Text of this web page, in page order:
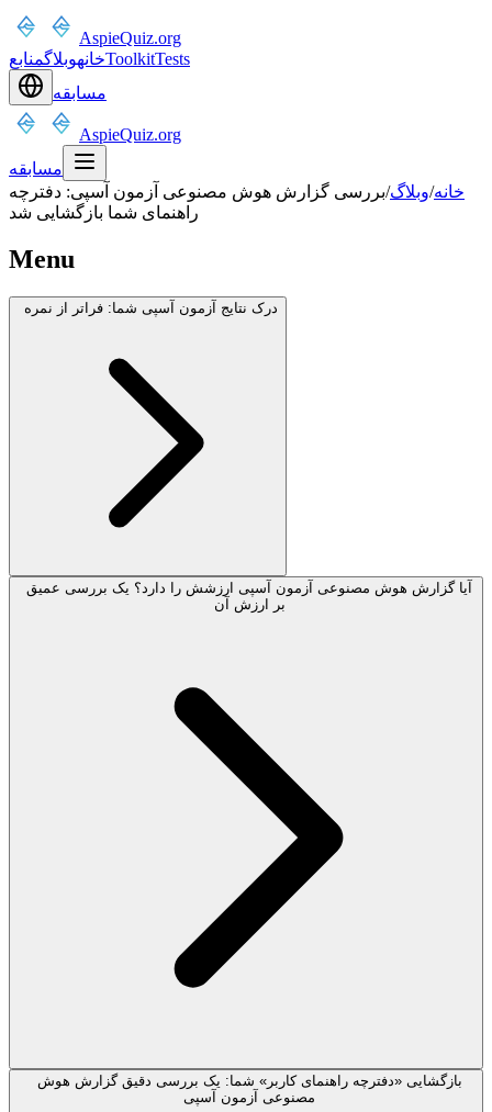
AspieQuiz.org
خانهوبلاگمنابع ToolkitTests
مسابقه
AspieQuiz.org
مسابقه
خانه/وبلاگ/بررسی گزارش هوش مصنوعی آزمون آسپی: دفترچه
راهنمای شما بازگشایی شد
Menu
درک نتایج آزمون آسپی شما: فراتر از نمره
آیا گزارش هوش مصنوعی آزمون آسپی ارزشش را دارد؟ یک بررسی عمیق
بر ارزش آن
بازگشایی «دفترچه راهنمای کاربر» شما: یک بررسی دقیق گزارش هوش
مصنوعی آزمون آسپی